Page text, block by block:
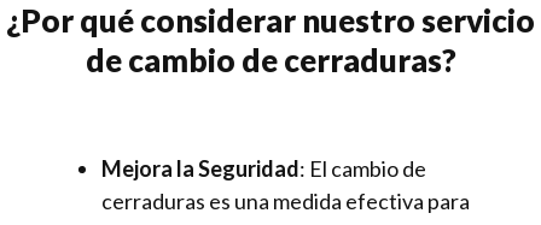
¿Por qué considerar nuestro servicio
de cambio de cerraduras?
Mejora la Seguridad: El cambio de
cerraduras es una medida efectiva para